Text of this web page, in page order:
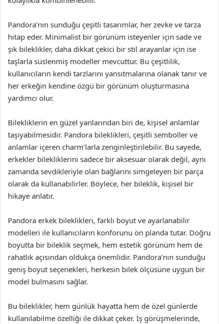
Pandora’nın sunduğu çeşitli tasarımlar, her zevke ve tarza
hitap eder. Minimalist bir görünüm isteyenler için sade ve
şık bileklikler, daha dikkat çekici bir stil arayanlar için ise
taşlarla süslenmiş modeller mevcuttur. Bu çeşitlilik,
kullanıcıların kendi tarzlarını yansıtmalarına olanak tanır ve
her erkeğin kendine özgü bir görünüm oluşturmasına
yardımcı olur.
Bilekliklerin en güzel yanlarından biri de, kişisel anlamlar
taşıyabilmesidir. Pandora bileklikleri, çeşitli semboller ve
anlamlar içeren charm’larla zenginleştirilebilir. Bu sayede,
erkekler bilekliklerini sadece bir aksesuar olarak değil, aynı
zamanda sevdikleriyle olan bağlarını simgeleyen bir parça
olarak da kullanabilirler. Böylece, her bileklik, kişisel bir
hikaye anlatır.
Pandora erkek bileklikleri, farklı boyut ve ayarlanabilir
modelleri ile kullanıcıların konforunu ön planda tutar. Doğru
boyutta bir bileklik seçmek, hem estetik görünüm hem de
rahatlık açısından oldukça önemlidir. Pandora’nın sunduğu
geniş boyut seçenekleri, herkesin bilek ölçüsüne uygun bir
model bulmasını sağlar.
Bu bileklikler, hem günlük hayatta hem de özel günlerde
kullanılabilme özelliği ile dikkat çeker. İş görüşmelerinde,